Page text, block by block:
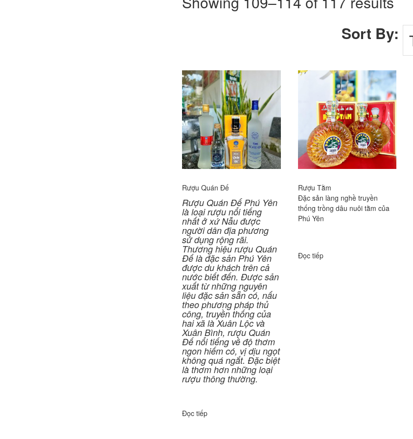
Sort By:
Rượu Quán Đế
Rượu Quán Đế Phú Yên
là loại rượu nổi tiếng
nhất ở xứ Nẫu được
người dân địa phương
sử dụng rộng rãi.
Thương hiệu rượu Quán
Đế là đặc sản Phú Yên
được du khách trên cả
nước biết đến. Được sản
xuất từ những nguyên
liệu đặc sản sẵn có, nấu
theo phương pháp thủ
công, truyền thống của
hai xã là Xuân Lộc và
Xuân Bình, rượu Quán
Đế nổi tiếng về độ thơm
ngon hiếm có, vị dịu ngọt
không quá ngắt. Đặc biệt
là thơm hơn những loại
rượu thông thường.
Đọc tiếp
Rượu Tằm
Đặc sản làng nghề truyền
thống trồng dâu nuôi tằm của
Phú Yên
Đọc tiếp